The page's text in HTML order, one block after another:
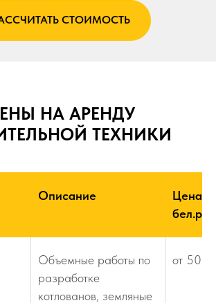
СТОИМОСТЬ
НА АРЕНДУ
ТЕХНИКИ
Описание
Цена,
бел.руб
Объемные работы по
разработке
котлованов, земляные
от 50